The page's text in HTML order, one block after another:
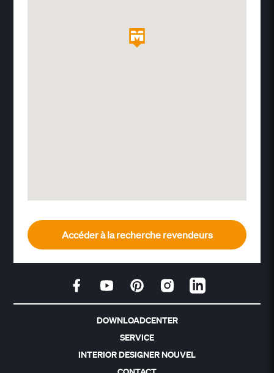
Accéder à la recherche revendeurs
DOWNLOADCENTER
SERVICE
INTERIOR DESIGNER NOUVEL